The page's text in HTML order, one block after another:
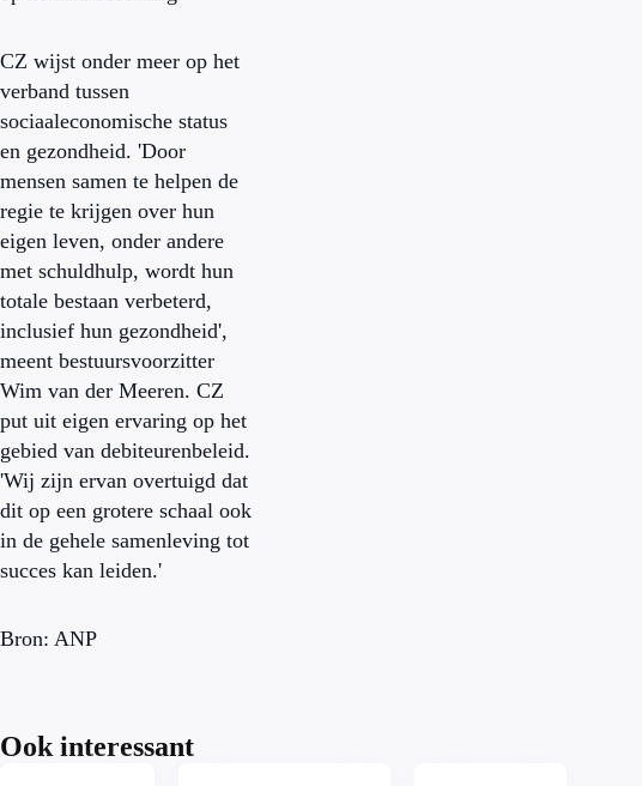
CZ wijst onder meer op het
verband tussen
sociaaleconomische status
en gezondheid. 'Door
mensen samen te helpen de
regie te krijgen over hun
eigen leven, onder andere
met schuldhulp, wordt hun
totale bestaan verbeterd,
inclusief hun gezondheid',
meent bestuursvoorzitter
Wim van der Meeren. CZ
put uit eigen ervaring op het
gebied van debiteurenbeleid.
'Wij zijn ervan overtuigd dat
dit op een grotere schaal ook
in de gehele samenleving tot
succes kan leiden.'
Bron: ANP
Ook interessant